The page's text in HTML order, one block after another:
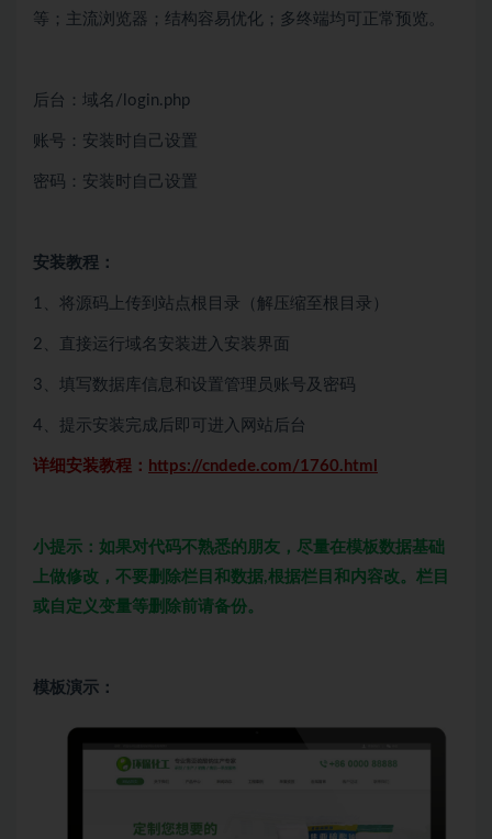
等；主流浏览器；结构容易优化；多终端均可正常预览。
后台：域名/login.php
账号：安装时自己设置
密码：安装时自己设置
安装教程：
1、将源码上传到站点根目录（解压缩至根目录）
2、直接运行域名安装进入安装界面
3、填写数据库信息和设置管理员账号及密码
4、提示安装完成后即可进入网站后台
详细安装教程： https://cndede.com/1760.html
小提示：如果对代码不熟悉的朋友，尽量在模板数据基础
上做修改，不要删除栏目和数据,根据栏目和内容改。栏目
或自定义变量等删除前请备份。
模板演示：